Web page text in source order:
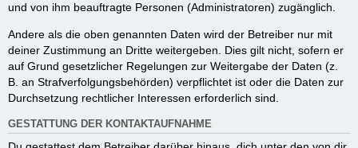
und von ihm beauftragte Personen (Administratoren) zugänglich.
Andere als die oben genannten Daten wird der Betreiber nur mit
deiner Zustimmung an Dritte weitergeben. Dies gilt nicht, sofern er
auf Grund gesetzlicher Regelungen zur Weitergabe der Daten (z.
B. an Strafverfolgungsbehörden) verpflichtet ist oder die Daten zur
Durchsetzung rechtlicher Interessen erforderlich sind.
GESTATTUNG DER KONTAKTAUFNAHME